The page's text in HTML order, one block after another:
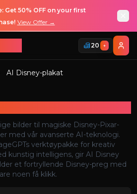
Get 50% OFF on your first
View Offer →
20 +
AI Disney-plakat
bilder til magiske Disney-Pixar-
med vår avanserte AI-teknologi.
verktøypakke for kreativ
kunstig intelligens, gir AI Disney
et fortryllende Disney-preg med
noen få klikk.